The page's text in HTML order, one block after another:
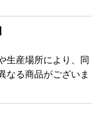
生産場所により、同
なる商品がございま